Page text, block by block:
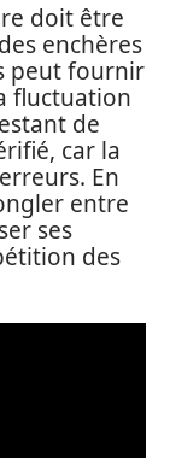
doit être
enchères
peut fournir
fluctuation
de
car la
En
entre
ses
des